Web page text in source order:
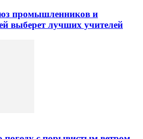
промышленников и
выберет лучших учителей